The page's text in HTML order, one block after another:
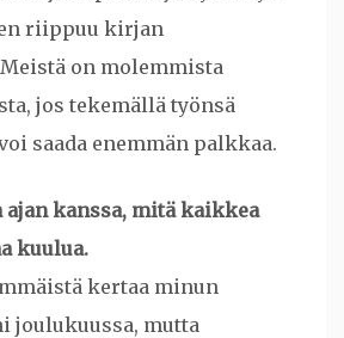
riippuu kirjan
on molemmista
jos tekemällä työnsä
saada enemmän palkkaa.
kanssa, mitä kaikkea
kuulua.
kertaa minun
joulukuussa, mutta